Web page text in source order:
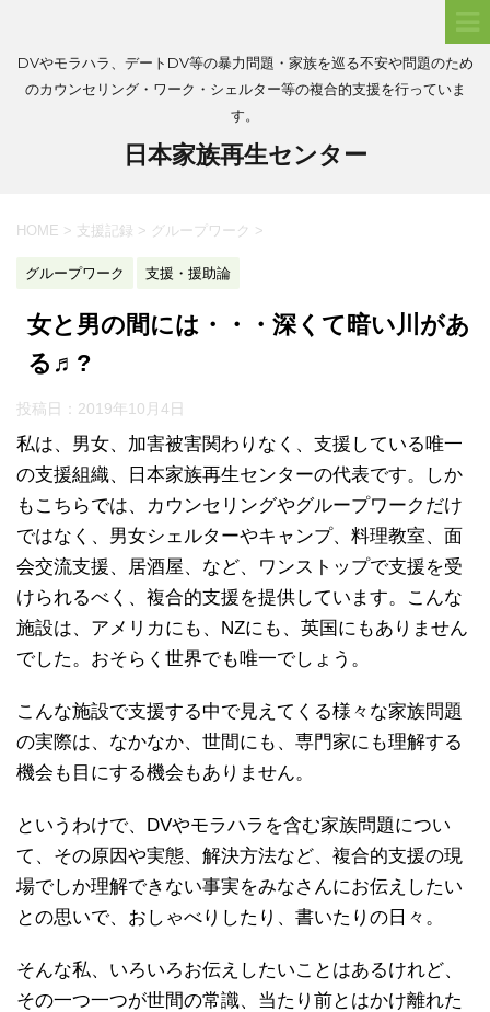
DVやモラハラ、デートDV等の暴力問題・家族を巡る不安や問題のため
のカウンセリング・ワーク・シェルター等の複合的支援を行っていま
す。
日本家族再生センター
HOME > 支援記録 > グループワーク >
グループワーク 支援・援助論
女と男の間には・・・深くて暗い川があ
る♬?
投稿日： 2019年10月4日
私は、男女、加害被害関わりなく、支援している唯一
の支援組織、日本家族再生センターの代表です。しか
もこちらでは、カウンセリングやグループワークだけ
ではなく、男女シェルターやキャンプ、料理教室、面
会交流支援、居酒屋、など、ワンストップで支援を受
けられるべく、複合的支援を提供しています。こんな
施設は、アメリカにも、NZにも、英国にもありません
でした。おそらく世界でも唯一でしょう。
こんな施設で支援する中で見えてくる様々な家族問題
の実際は、なかなか、世間にも、専門家にも理解する
機会も目にする機会もありません。
というわけで、DVやモラハラを含む家族問題につい
て、その原因や実態、解決方法など、複合的支援の現
場でしか理解できない事実をみなさんにお伝えしたい
との思いで、おしゃべりしたり、書いたりの日々。
そんな私、いろいろお伝えしたいことはあるけれど、
その一つ一つが世間の常識、当たり前とはかけ離れた